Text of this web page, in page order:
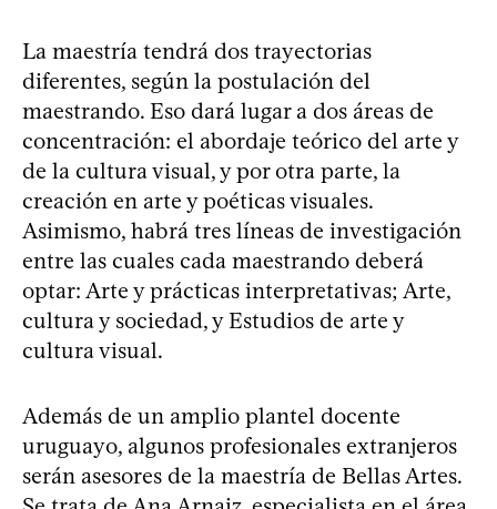
La maestría tendrá dos trayectorias
diferentes, según la postulación del
maestrando. Eso dará lugar a dos áreas de
concentración: el abordaje teórico del arte y
de la cultura visual, y por otra parte, la
creación en arte y poéticas visuales.
Asimismo, habrá tres líneas de investigación
entre las cuales cada maestrando deberá
optar: Arte y prácticas interpretativas; Arte,
cultura y sociedad, y Estudios de arte y
cultura visual.
Además de un amplio plantel docente
uruguayo, algunos profesionales extranjeros
serán asesores de la maestría de Bellas Artes.